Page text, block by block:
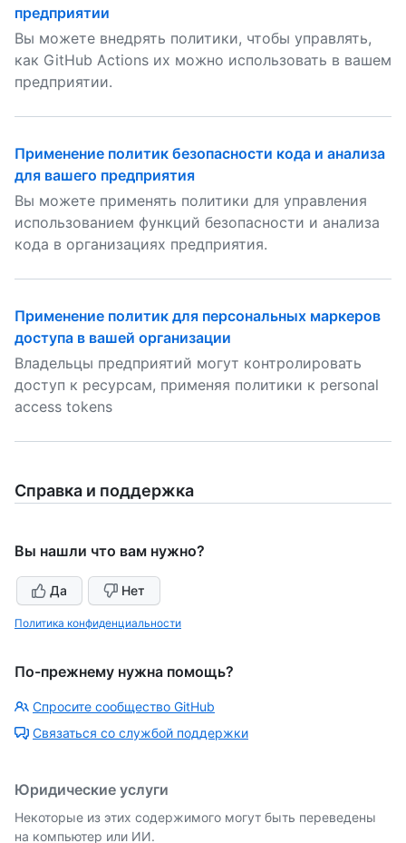
предприятии
Вы можете внедрять политики, чтобы управлять,
как GitHub Actions их можно использовать в вашем
предприятии.
Применение политик безопасности кода и анализа
для вашего предприятия
Вы можете применять политики для управления
использованием функций безопасности и анализа
кода в организациях предприятия.
Применение политик для персональных маркеров
доступа в вашей организации
Владельцы предприятий могут контролировать
доступ к ресурсам, применяя политики к personal
access tokens
Справка и поддержка
Вы нашли что вам нужно?
Да Нет
Политика конфиденциальности
По-прежнему нужна помощь?
Спросите сообщество GitHub
Связаться со службой поддержки
Юридические услуги
Некоторые из этих содержимого могут быть переведены
на компьютер или ИИ.